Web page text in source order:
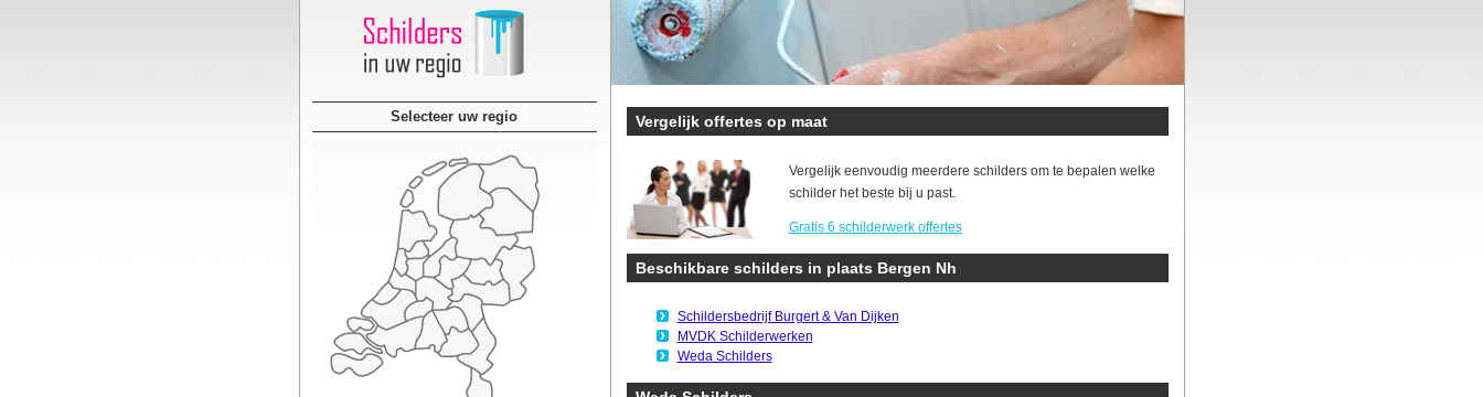
Selecteer uw regio Vergelijk offertes op maat
Vergelijk eenvoudig meerdere schilders om te bepalen welke
schilder het beste bij u past.
Gratis 6 schilderwerk offertes
Beschikbare schilders in plaats Bergen Nh
Schildersbedrijf Burgert & Van Dijken
MVDK Schilderwerken
Weda Schilders